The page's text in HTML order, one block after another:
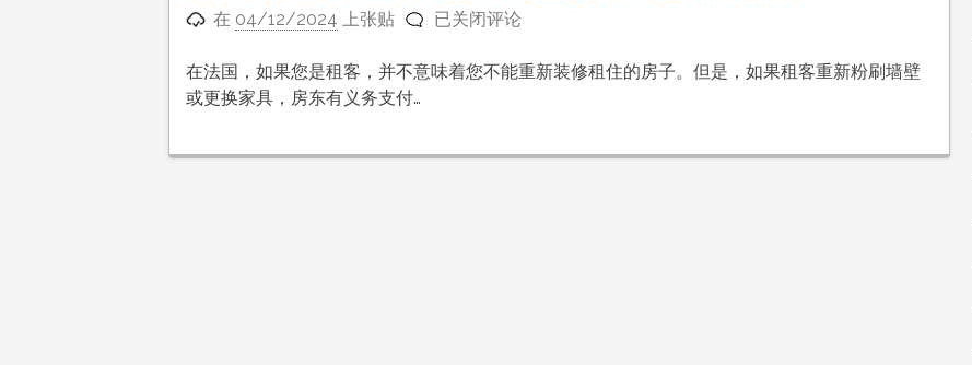
么
在 04/12/2024 上张贴
法
租
意，
已关闭评论
在法国，如果您是租客，并不意味着您不能重新装修租住的房子。但是，如果租客重新粉刷墙壁
或更换家具，房东有义务支付…